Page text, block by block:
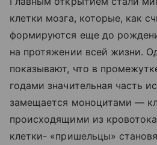
клетки мозга, которые, как
формируются еще до
на протяжении всей жизни.
показывают, что в
годами значительная часть
замещается моноцитами —
происходящими из
клетки- «пришельцы»